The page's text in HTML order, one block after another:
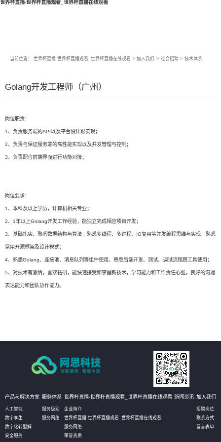
世界杯直播-世界杯直播观看_世界杯直播在线观看
当前位置： 世界杯直播-世界杯直播观看_世界杯直播在线观看 > 加入我们 > 社会招聘 > 技术体系
Golang开发工程师（广州）
岗位职责：
1、负责服务端的API以及平台设计跟实现；
2、负责与保证服务端的高性能实现以及并发管理与控制；
3、负责配合前端界面进行功能对接；
岗位要求：
1、本科及以上学历，计算机相关专业；
2、1年以上Golang开发工作经验，能独立完成相应项目开发；
3、基础扎实、熟悉数据结构与算法，熟悉多线程、多进程、IO复用等并发编程思维与实现，熟悉
常用开源框架及设计模式；
4、熟悉Golang、连接池、消息队列等组件使用、熟悉后端开发、测试、调试流程跟工具使用；
5、对技术有激情，喜欢钻研，能快速接受和掌握新技术，学习能力和工作责任心强，良好的沟通
表达能力和团队协作能力。
产品与解决方案
人工智能
数字孪生
数字化转型解
安全服务
服务体系
服务级别
服务网络
世界杯直播-世界杯直播观看_世界杯直播在线观看
企业简介
世界杯直播-世界杯直播观看_世界杯直播在线观看
服务网络
荣誉资质
新闻资讯 加入我们
招聘岗位
联系方式
留言表单